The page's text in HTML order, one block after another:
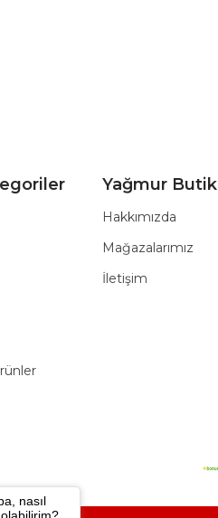
Yağmur Butik
Hakkımızda
Mağazalarımız
İletişim
nasıl